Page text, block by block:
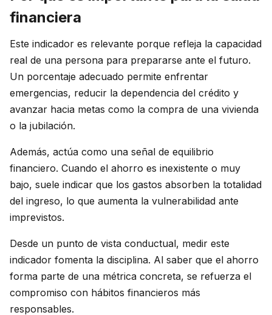
financiera
Este indicador es relevante porque refleja la capacidad
real de una persona para prepararse ante el futuro.
Un porcentaje adecuado permite enfrentar
emergencias, reducir la dependencia del crédito y
avanzar hacia metas como la compra de una vivienda
o la jubilación.
Además, actúa como una señal de equilibrio
financiero. Cuando el ahorro es inexistente o muy
bajo, suele indicar que los gastos absorben la totalidad
del ingreso, lo que aumenta la vulnerabilidad ante
imprevistos.
Desde un punto de vista conductual, medir este
indicador fomenta la disciplina. Al saber que el ahorro
forma parte de una métrica concreta, se refuerza el
compromiso con hábitos financieros más
responsables.